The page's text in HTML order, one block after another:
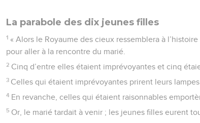
La parabole des dix jeunes filles
1 « Alors le Royaume des cieux ressemblera à
pour aller à la rencontre du marié.
2 Cinq d’entre elles étaient imprévoyantes et cinq
3 Celles qui étaient imprévoyantes prirent leurs
4 En revanche, celles qui étaient raisonnables
5 Or, le marié tardait à venir ; les jeunes filles eurent